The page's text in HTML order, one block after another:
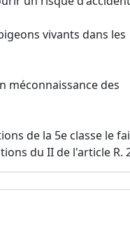
vivants dans les
méconnaissance des
de la 5e classe le
du II de l'article R.